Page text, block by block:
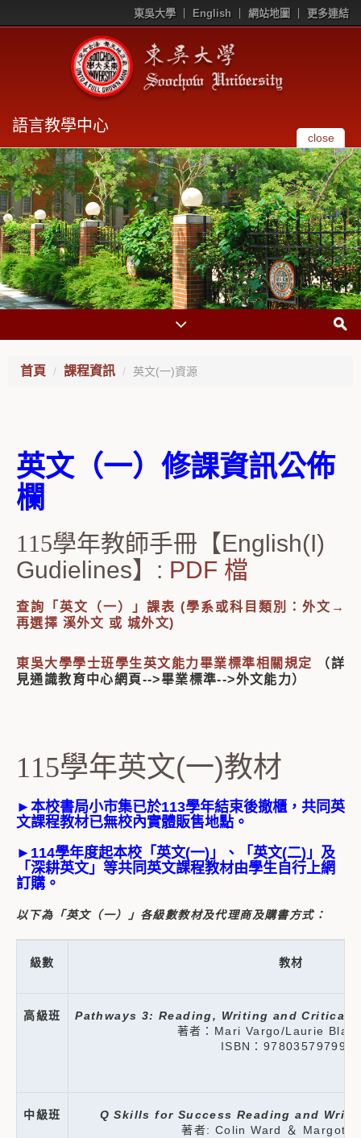
東吳大學 English 網站地圖 更多連結
語言教學中心
close
首頁 課程資訊 英文(一)資源
英文（一）修課資訊公佈
欄
115學年教師手冊【English(I)
Gudielines】: PDF 檔
查詢「英文（一）」課表 (學系或科目類別：外文→
再選擇 溪外文 或 城外文)
東吳大學學士班學生英文能力畢業標準相關規定 （詳
見通識教育中心網頁-->畢業標準-->外文能力）
115學年英文(一)教材
►本校書局小市集已於113學年結束後撤櫃，共同英
文課程教材已無校內實體販售地點。
►114學年度起本校「英文(一)」、「英文(二)」及
「深耕英文」等共同英文課程教材由學生自行上網
訂購。
以下為「英文（一）」各級數教材及代理商及購書方式：
級數 教材
高級班
Pathways 3: Reading, Writing and Critical
著者：Mari Vargo/Laurie
ISBN：
中級班
Q Skills for Success Reading and
著者: Colin Ward ＆ Margot